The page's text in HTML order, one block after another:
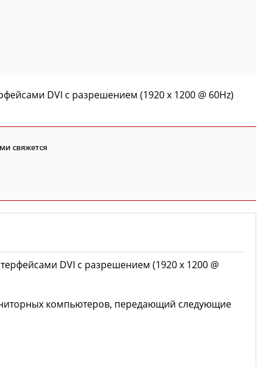
DVI с разрешением (1920 x 1200 @ 60Hz)
свяжется
DVI с разрешением (1920 x 1200 @
компьютеров, передающий следующие